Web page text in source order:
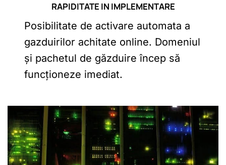
RAPIDITATE IN IMPLEMENTARE
Posibilitate de activare automata a
gazduirilor achitate online. Domeniul
și pachetul de găzduire încep să
funcționeze imediat.